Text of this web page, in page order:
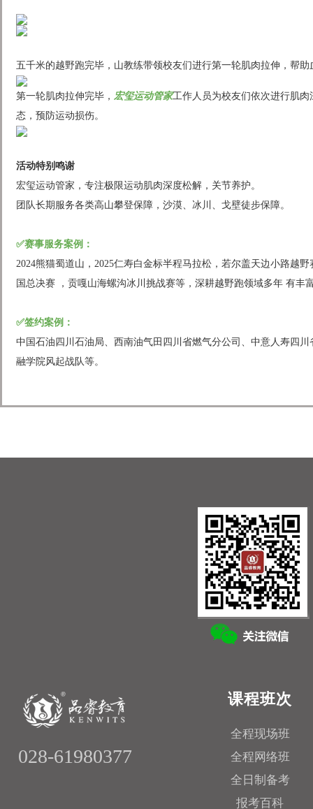
五千米的越野跑完毕，山教练带领校友们进行第一轮肌肉拉伸，帮
第一轮肌肉拉伸完毕， 宏玺运动管家工作人员为校友们依次进行肌
态，预防运动损伤。
活动特别鸣谢
宏玺运动管家，专注极限运动肌肉深度松解，关节养护。
团队长期服务各类高山攀登保障，沙漠、冰川、戈壁徒步保障。
✅赛事服务案例：
2024熊猫蜀道山，2025仁寿白金标半程马拉松，若尔盖天边小路越
国总决赛 ，贡嘎山海螺沟冰川挑战赛等，深耕越野跑领域多年 有丰
✅签约案例：
中国石油四川石油局、西南油气田四川省燃气分公司、中意人寿四
融学院风起战队等。
028-61980377
课程班次
全程现场班
全程网络班
全日制备考
报考百科